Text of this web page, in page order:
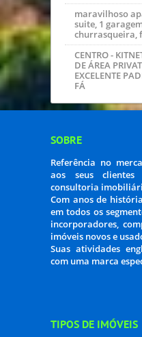
maravilhoso
suite, 1
churrasqueira,
CENTRO -
DE ÁREA
EXCELENTE
FÁ
SOBRE
Referência no
aos seus clientes
consultoria
Com anos de
em todos os
incorporadores,
imóveis novos e
Suas atividades
com uma marca
TIPOS DE IMÓVEIS